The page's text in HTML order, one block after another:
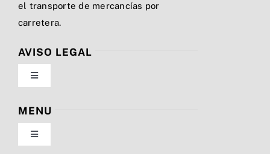
el transporte de mercancías por
carretera.
AVISO LEGAL
Toggle
Navigation
Política de privacidad
Condiciones de uso
MENU
Toggle
Navigation